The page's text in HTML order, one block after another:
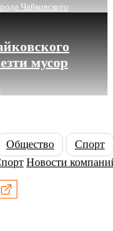
Чайковского
мусор
Общество
Спорт
Новости